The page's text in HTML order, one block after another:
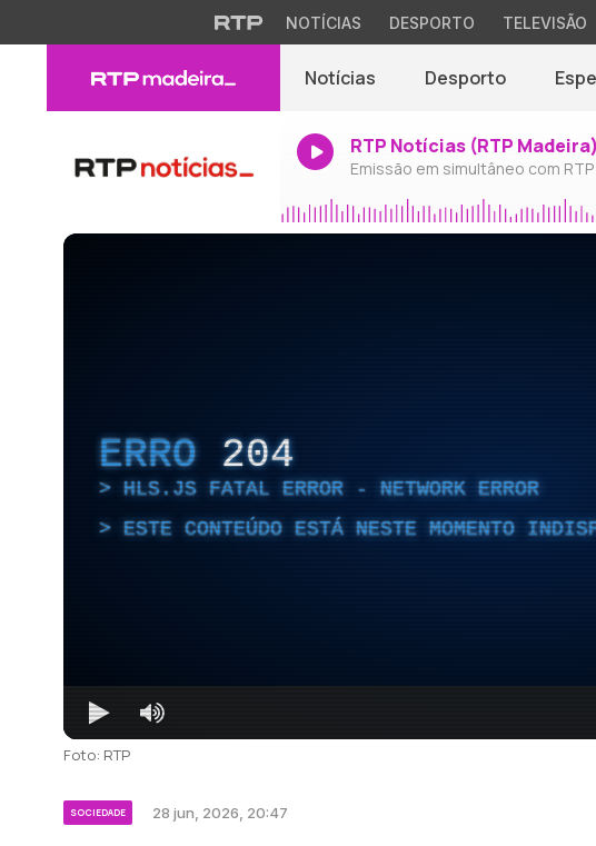
NOTÍCIAS DESPORTO TELEVISÃO
Notícias Desporto
RTP Notícias (RTP Madeira)
Emissão em simultâneo com
ERRO 204
HLS.JS FATAL ERROR - NETWORK ERROR
ESTE CONTEÚDO ESTÁ NESTE MOMENTO
Foto: RTP
SOCIEDADE 28 jun, 2026, 20:47